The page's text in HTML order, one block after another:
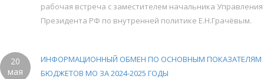
рабочая встреча с заместителем начальника Управления
Президента РФ по внутренней политике Е.Н.Грачёвым.
20
мая
ИНФОРМАЦИОННЫЙ ОБМЕН ПО ОСНОВНЫМ ПОКАЗАТЕЛЯМ
БЮДЖЕТОВ МО ЗА 2024-2025 ГОДЫ